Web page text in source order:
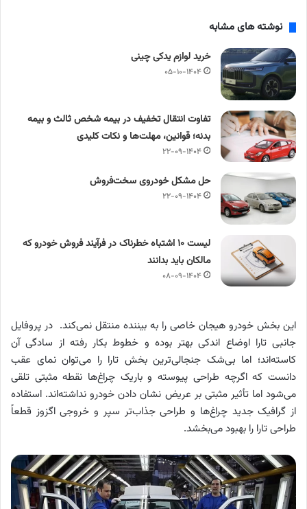
نوشته های مشابه
خرید لوازم یدکی چینی
۰۵-۱۰-۱۴۰۴
تفاوت انتقال تخفیف در بیمه شخص ثالث و بیمه
بدنه؛ قوانین، مهلت‌ها و نکات کلیدی
۲۲-۰۹-۱۴۰۴
حل مشکل خودروی سخت‌فروش
۲۲-۰۹-۱۴۰۴
لیست ۱۰ اشتباه خطرناک در فرآیند فروش خودرو که
مالکان باید بدانند
۰۸-۰۹-۱۴۰۴
این بخش خودرو هیجان خاصی را به بیننده منتقل نمی‌کند. در پروفایل
جانبی تارا اوضاع اندکی بهتر بوده و خطوط بکار رفته از سادگی آن
کاسته‌اند؛ اما بی‌شک جنجالی‌ترین بخش تارا را می‌توان نمای عقب
دانست که اگرچه طراحی پیوسته و باریک چراغ‌ها نقطه مثبتی تلقی
می‌شود اما تأثیر مثبتی بر عریض نشان دادن خودرو نداشته‌اند. استفاده
از گرافیک جدید چراغ‌ها و طراحی جذاب‌تر سپر و خروجی اگزوز قطعاً
طراحی تارا را بهبود می‌بخشد.